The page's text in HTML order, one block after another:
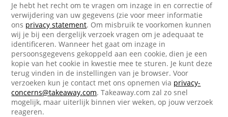
Je hebt het recht om te vragen om inzage in en correctie of
verwijdering van uw gegevens (zie voor meer informatie
ons privacy statement. Om misbruik te voorkomen kunnen
wij je bij een dergelijk verzoek vragen om je adequaat te
identificeren. Wanneer het gaat om inzage in
persoonsgegevens gekoppeld aan een cookie, dien je een
kopie van het cookie in kwestie mee te sturen. Je kunt deze
terug vinden in de instellingen van je browser. Voor
verzoeken kun je contact met ons opnemen via privacy-
concerns@takeaway.com. Takeaway.com zal zo snel
mogelijk, maar uiterlijk binnen vier weken, op jouw verzoek
reageren.